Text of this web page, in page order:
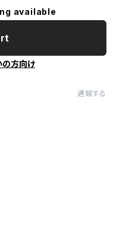
available
の方向け
通報する